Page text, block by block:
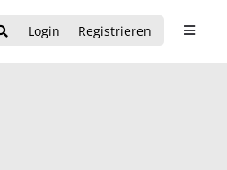
Login Registrieren